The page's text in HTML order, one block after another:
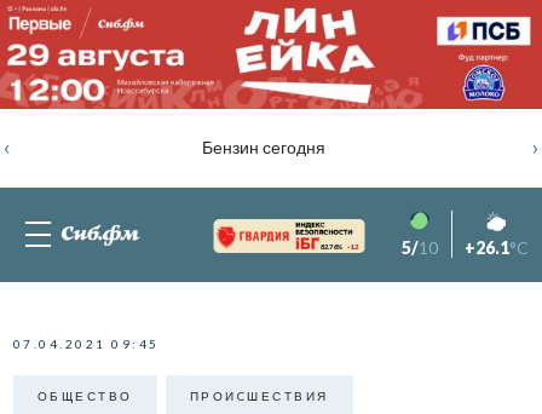
Бензин сегодня
‹ ›
82.76% -1.2 5/10 +26.1°C
07.04.2021 09:45
ОБЩЕСТВО ПРОИCШЕСТВИЯ